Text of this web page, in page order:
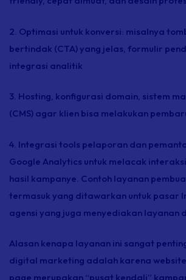
2. Optimasi untuk konversi: misalnya
bertindak (CTA) yang jelas, formulir
integrasi analitik
3. Hosting, konfigurasi domain, sistem
(CMS) agar klien bisa melakukan
4. Integrasi tools pelaporan dan
Google Analytics untuk melacak
hasil kampanye. Contoh layanan
termasuk yang ditawarkan untuk pasar
agensi yang juga menyediakan layanan
Alasan kenapa layanan ini sangat
digital marketing adalah karena website
page merupakan “pusat kendali”